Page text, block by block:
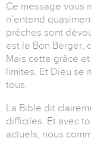
Ce message vous
n’entend
prêches sont
est le Bon Berger,
Mais cette grâce
limites. Et Dieu se
tous.
La Bible dit
difficiles. Et avec
actuels, nous